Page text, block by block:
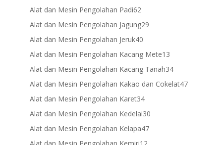
Alat dan Mesin Pengolahan Padi6262
products
Alat dan Mesin Pengolahan Jagung2929
Alat dan Mesin Pengolahan Jeruk4040
products
Alat dan Mesin Pengolahan Kacang Mete1313
products
Alat dan Mesin Pengolahan Kacang Tanah3434
products
Alat dan Mesin Pengolahan Kakao dan Cokelat4747
Alat dan Mesin Pengolahan Karet3434
products
Alat dan Mesin Pengolahan Kedelai3030
Alat dan Mesin Pengolahan Kelapa4747
Alat dan Mesin Pengolahan Kemiri1212